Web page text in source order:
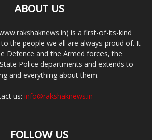
ABOUT US
is a first-of-its-kind
the people we all are always proud of. It
Defence and the Armed forces, the
Police departments and extends to
and everything about them.
us: info@rakshaknews.in
FOLLOW US